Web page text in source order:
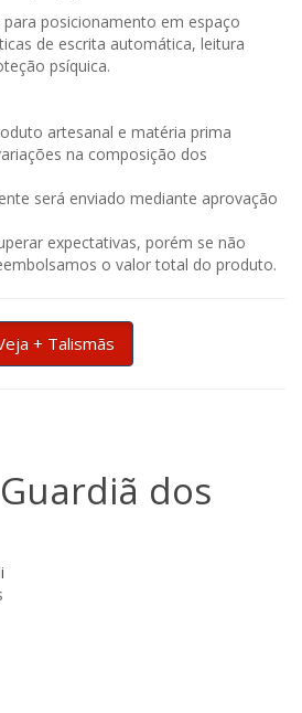
para posicionamento em espaço
de escrita automática, leitura
psíquica.
artesanal e matéria prima
na composição dos
será enviado mediante aprovação
expectativas, porém se não
o valor total do produto.
+ Talismãs
dos